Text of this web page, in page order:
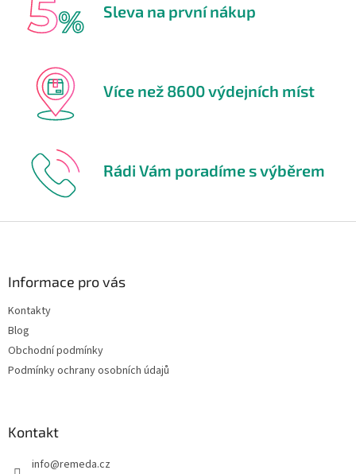
Sleva na první nákup
Více než 8600 výdejních míst
Rádi Vám poradíme s výběrem
Informace pro vás
Kontakty
Blog
Obchodní podmínky
Podmínky ochrany osobních údajů
Kontakt
info@remeda.cz